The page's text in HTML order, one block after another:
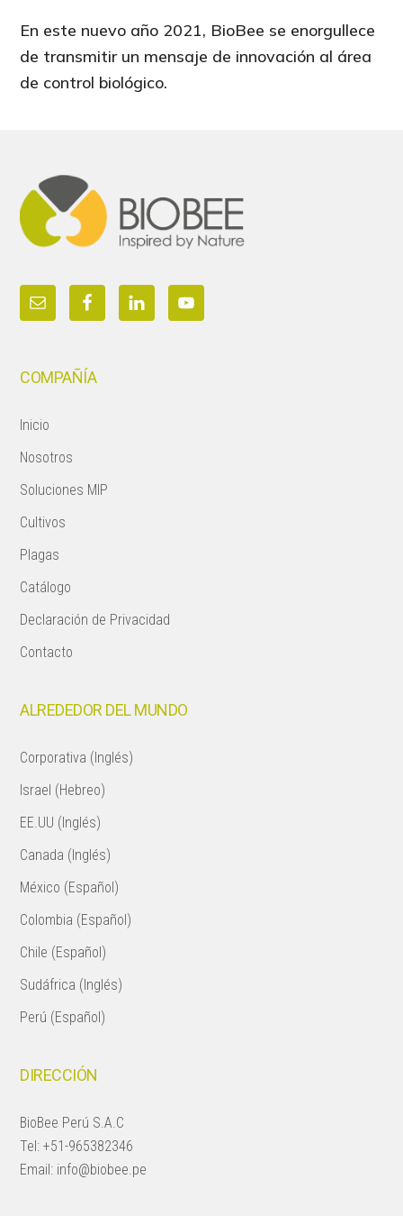
En este nuevo año 2021, BioBee se enorgullece
de transmitir un mensaje de innovación al área
de control biológico.
COMPAÑÍA
Inicio
Nosotros
Soluciones MIP
Cultivos
Plagas
Catálogo
Declaración de Privacidad
Contacto
ALREDEDOR DEL MUNDO
Corporativa (Inglés)
Israel (Hebreo)
EE.UU (Inglés)
Canada (Inglés)
México (Español)
Colombia (Español)
Chile (Español)
Sudáfrica (Inglés)
Perú (Español)
DIRECCIÓN
BioBee Perú S.A.C
Tel:+51-965382346
Email: info@biobee.pe